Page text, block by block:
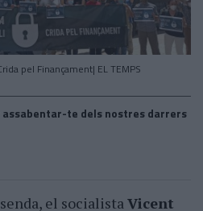
pel Finançament| EL TEMPS
assabentar-te dels nostres darrers
el socialistaVicent